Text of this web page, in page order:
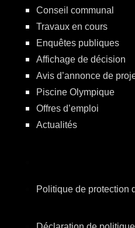
Conseil communal
Travaux en cours
Enquêtes publiques
Affichage de décision
Avis d’annonce de
Piscine Olympique
Offres d’emploi
Actualités
Politique de protection